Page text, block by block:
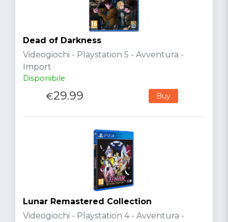
Dead of Darkness
Videogiochi - Playstation 5 - Avventura -
Import
Disponibile
€29.99 Buy
Lunar Remastered Collection
Videogiochi - Playstation 4 - Avventura -